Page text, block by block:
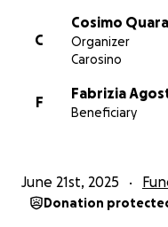
C
Cosimo
Organizer
Carosino
F
Fabrizia
Beneficiary
June 21st, 2025
Donation